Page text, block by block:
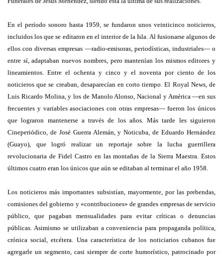
En el período sonoro hasta 1959, se fundaron unos veinticinco noticieros,
incluidos los que se editaron en el interior de la Isla. Al fusionarse algunos de
ellos con diversas empresas —radio-emisoras, periodísticas, industriales— o
entre sí, adaptaban nuevos nombres, pero mantenían los mismos editores y
lineamientos. Entre el ochenta y cinco y el noventa por ciento de los
noticieros que se creaban, desaparecían en corto tiempo. El Royal News, de
Luis Ricardo Molina, y los de Manolo Alonso, Nacional y América —en sus
frecuentes y variables asociaciones con otras empresas— fueron los únicos
que lograron mantenerse a través de los años. Más tarde les siguieron
Cineperiódico, de José Guerra Alemán, y Noticuba, de Eduardo Hernández
(Guayo), que logró realizar un reportaje sobre la lucha guerrillera
revolucionaria de Fidel Castro en las montañas de la Sierra Maestra. Estos
últimos cuatro eran los únicos que aún se editaban al terminar el año 1958.
Los noticieros más importantes subsistían, mayormente, por las prebendas,
comisiones del gobierno y «contribuciones» de grandes empresas de servicio
público, que pagaban mensualidades para evitar críticas o denuncias
públicas. Asimismo se utilizaban a conveniencia para propaganda política,
crónica social, etcétera. Una característica de los noticiarios cubanos fue
agregarle un segmento, casi siempre de corte humorístico, patrocinado por